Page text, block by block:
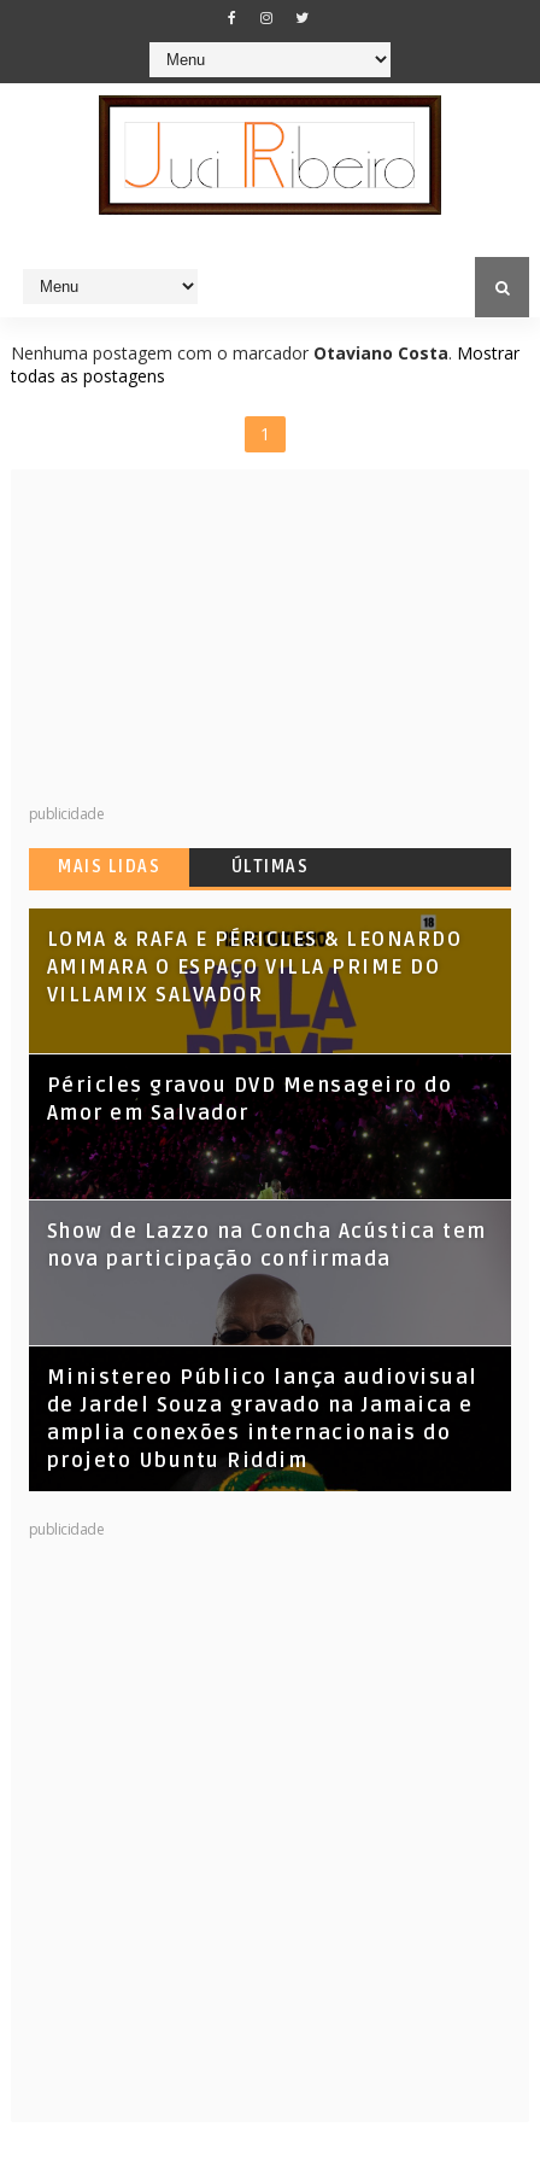
Nenhuma postagem com o marcador Otaviano Costa. Mostrar
todas as postagens
1
publicidade
MAIS LIDAS ÚLTIMAS
LOMA & RAFA E PÉRICLES & LEONARDO
AMIMARA O ESPAÇO VILLA PRIME DO
VILLAMIX SALVADOR
Péricles gravou DVD Mensageiro do
Amor em Salvador
Show de Lazzo na Concha Acústica tem
nova participação confirmada
​Ministereo Público lança audiovisual
de Jardel Souza gravado na Jamaica e
amplia conexões internacionais do
projeto Ubuntu Riddim
KL Jay (Racionais MC’s), DJ Raíz e DJ
publicidade